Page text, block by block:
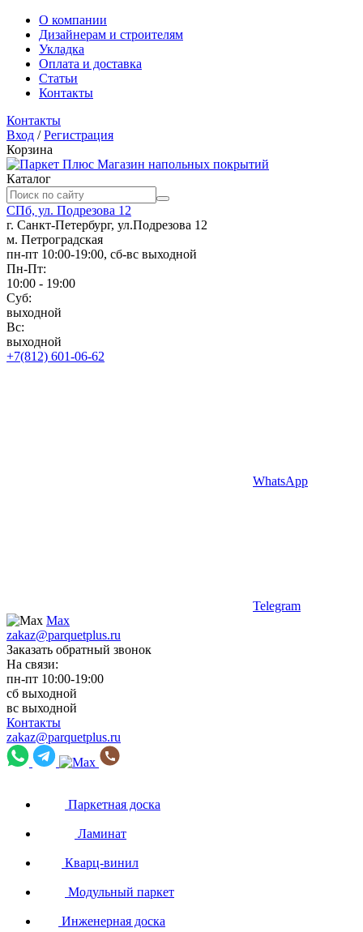
О компании
Дизайнерам и строителям
Укладка
Оплата и доставка
Статьи
Контакты
Контакты
Вход /Регистрация
Корзина
Магазин напольных покрытий
Каталог
СПб, ул. Подрезова 12
г. Санкт-Петербург, ул.Подрезова 12
м. Петроградская
пн-пт 10:00-19:00, сб-вс выходной
Пн-Пт:
10:00 - 19:00
Суб:
выходной
Вс:
выходной
+7(812) 601-06-62
WhatsApp
Telegram
Max
zakaz@parquetplus.ru
Заказать обратный звонок
На связи:
пн-пт 10:00-19:00
сб выходной
вс выходной
Контакты
zakaz@parquetplus.ru
Паркетная доска
Ламинат
Кварц-винил
Модульный паркет
Инженерная доска